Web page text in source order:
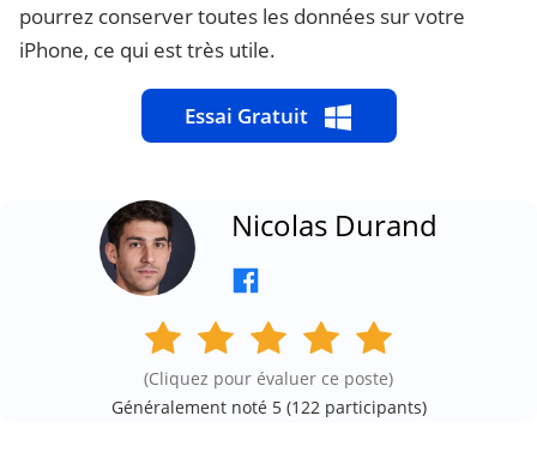
pourrez conserver toutes les données sur votre
iPhone, ce qui est très utile.
Essai Gratuit
Nicolas Durand
(Cliquez pour évaluer ce poste)
Généralement noté 5 (122participants)